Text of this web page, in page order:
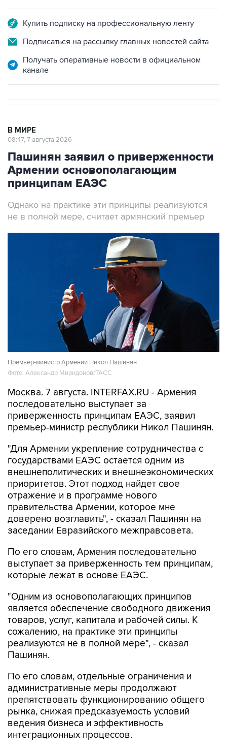
Купить подписку на профессиональную ленту
Подписаться на рассылку главных новостей сайта
Получать оперативные новости в официальном
канале
В МИРЕ
08:47, 7 августа 2026
Пашинян заявил о приверженности
Армении основополагающим
принципам ЕАЭС
Однако на практике эти принципы реализуются
не в полной мере, считает армянский премьер
Премьер-министр Армении Никол Пашинян
Фото: Александр Миридонов/ТАСС
Москва. 7 августа. INTERFAX.RU - Армения
последовательно выступает за
приверженность принципам ЕАЭС, заявил
премьер-министр республики Никол Пашинян.
"Для Армении укрепление сотрудничества с
государствами ЕАЭС остается одним из
внешнеполитических и внешнеэкономических
приоритетов. Этот подход найдет свое
отражение и в программе нового
правительства Армении, которое мне
доверено возглавить", - сказал Пашинян на
заседании Евразийского межправсовета.
По его словам, Армения последовательно
выступает за приверженность тем принципам,
которые лежат в основе ЕАЭС.
"Одним из основополагающих принципов
является обеспечение свободного движения
товаров, услуг, капитала и рабочей силы. К
сожалению, на практике эти принципы
реализуются не в полной мере", - сказал
Пашинян.
По его словам, отдельные ограничения и
административные меры продолжают
препятствовать функционированию общего
рынка, снижая предсказуемость условий
ведения бизнеса и эффективность
интеграционных процессов.